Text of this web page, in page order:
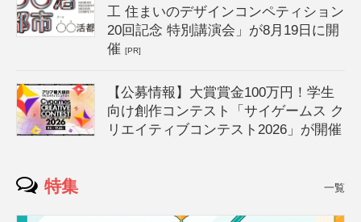
工 住まいのデザインコンペティション
20回記念 特別講演会」が8月19日に開
催[PR]
【公募情報】大賞賞金100万円！学生
向け創作コンテスト「サイゲームス ク
リエイティブコンテスト2026」が開催
特集 一覧